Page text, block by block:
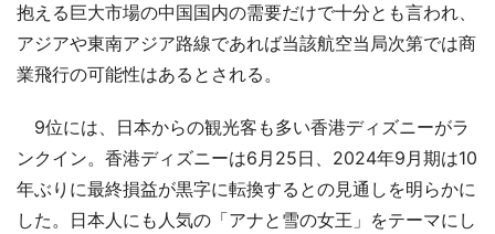
抱える巨大市場の中国国内の需要だけで十分とも言われ、
アジアや東南アジア路線であれば当該航空当局次第では商
業飛行の可能性はあるとされる。
9位には、日本からの観光客も多い香港ディズニーがラ
ンクイン。香港ディズニーは6月25日、2024年9月期は10
年ぶりに最終損益が黒字に転換するとの見通しを明らかに
した。日本人にも人気の「アナと雪の女王」をテーマにし